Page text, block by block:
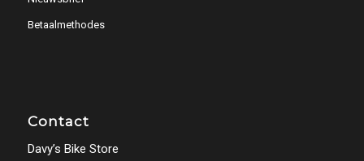
Betaalmethodes
Contact
Davy’s Bike Store